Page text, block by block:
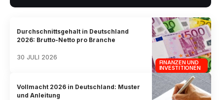
FINANZEN UND
INVESTITIONEN
Durchschnittsgehalt in Deutschland
2026: Brutto-Netto pro Branche
30 JULI 2026
Vollmacht 2026 in Deutschland: Muster
und Anleitung